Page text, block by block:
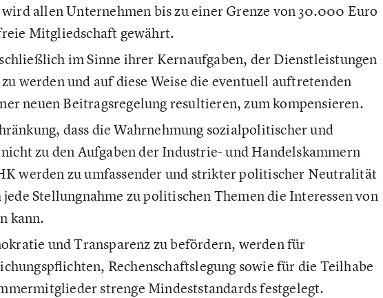
allen Unternehmen bis zu einer Grenze von 30.000 Euro
Mitgliedschaft gewährt.
im Sinne ihrer Kernaufgaben, der Dienstleistungen
werden und auf diese Weise die eventuell auftretenden
neuen Beitragsregelung resultieren, zum kompensieren.
dass die Wahrnehmung sozialpolitischer und
zu den Aufgaben der Industrie- und Handelskammern
werden zu umfassender und strikter politischer Neutralität
Stellungnahme zu politischen Themen die Interessen von
kann.
und Transparenz zu befördern, werden für
Rechenschaftslegung sowie für die Teilhabe
strenge Mindeststandards festgelegt.